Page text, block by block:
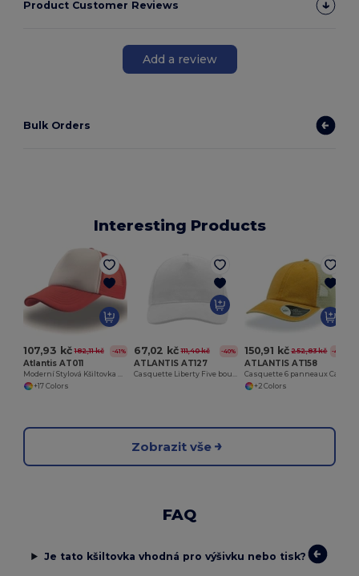
Product Customer Reviews
Add a review
Bulk Orders
Interesting Products
107,93 kč 182,11 kč -41%
Atlantis AT011
Moderní Stylová Kšiltovka Atlantis
+17 Colors
67,02 kč 111,40 kč -40%
ATLANTIS AT127
Casquette Liberty Five boucle
150,91 kč 252,83 kč -40%
ATLANTIS AT158
Casquette 6 panneaux Case
+2 Colors
Zobrazit vše
FAQ
Je tato kšiltovka vhodná pro výšivku nebo tisk?